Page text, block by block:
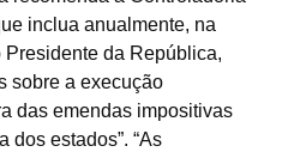
inclua anualmente, na
da República,
sobre a execução
das emendas impositivas
dos estados”. “As